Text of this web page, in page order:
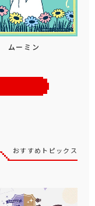
ムーミン
おすすめトピックス